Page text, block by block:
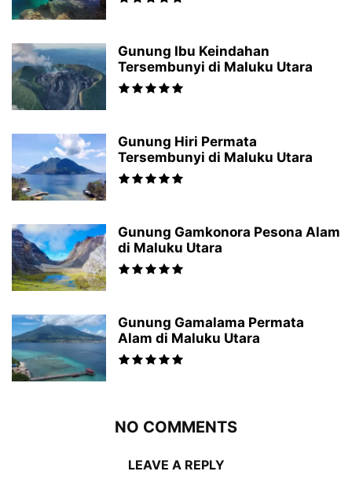
Gunung Ibu Keindahan
Tersembunyi di Maluku Utara
Gunung Hiri Permata
Tersembunyi di Maluku Utara
Gunung Gamkonora Pesona Alam
di Maluku Utara
Gunung Gamalama Permata
Alam di Maluku Utara
NO COMMENTS
LEAVE A REPLY